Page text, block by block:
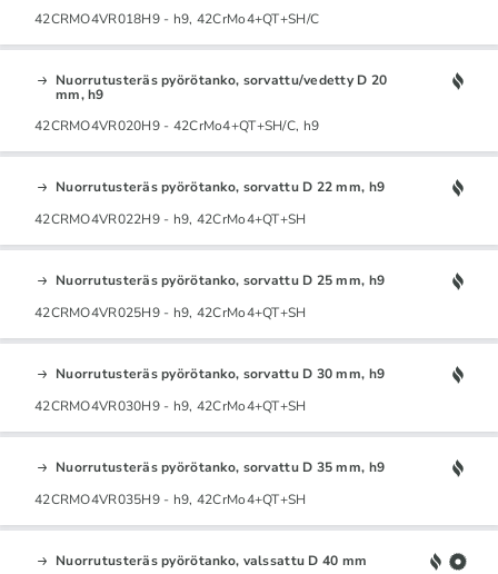
42CRMO4VR018H9 - h9, 42CrMo4+QT+SH/C
Nuorrutusteräs pyörötanko, sorvattu/vedetty D 20
mm, h9
42CRMO4VR020H9 - 42CrMo4+QT+SH/C, h9
Nuorrutusteräs pyörötanko, sorvattu D 22 mm, h9
42CRMO4VR022H9 - h9, 42CrMo4+QT+SH
Nuorrutusteräs pyörötanko, sorvattu D 25 mm, h9
42CRMO4VR025H9 - h9, 42CrMo4+QT+SH
Nuorrutusteräs pyörötanko, sorvattu D 30 mm, h9
42CRMO4VR030H9 - h9, 42CrMo4+QT+SH
Nuorrutusteräs pyörötanko, sorvattu D 35 mm, h9
42CRMO4VR035H9 - h9, 42CrMo4+QT+SH
Nuorrutusteräs pyörötanko, valssattu D 40 mm